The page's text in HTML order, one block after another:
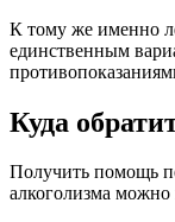
К тому же именно
единственным
Куда
Получить помощь
алкоголизма